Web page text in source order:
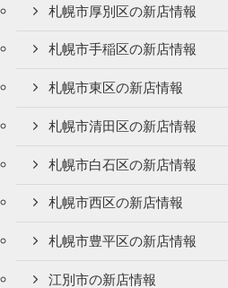
札幌市厚別区の新店情報
札幌市手稲区の新店情報
札幌市東区の新店情報
札幌市清田区の新店情報
札幌市白石区の新店情報
札幌市西区の新店情報
札幌市豊平区の新店情報
江別市の新店情報